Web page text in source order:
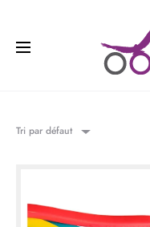
Tri par défaut